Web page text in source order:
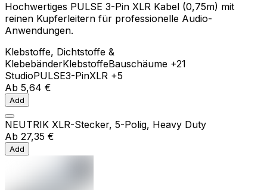
Hochwertiges PULSE 3-Pin XLR Kabel (0,75m) mit
reinen Kupferleitern für professionelle Audio-
Anwendungen.
Klebstoffe, Dichtstoffe &
KlebebänderKlebstoffeBauschäume +21
StudioPULSE3-PinXLR +5
Ab 5,64 €
Add
NEUTRIK XLR-Stecker, 5-Polig, Heavy Duty
Ab 27,35 €
Add